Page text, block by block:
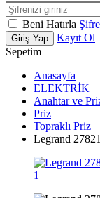
Beni Hatırla
Giriş Yap
Kayıt Ol
Sepetim
Anasayfa
ELEKTRİK
Anahtar ve
Priz
Topraklı Priz
Legrand